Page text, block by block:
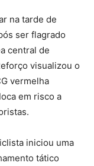
na tarde de
ser flagrado
central de
visualizou o
vermelha
em risco a
iniciou uma
tático